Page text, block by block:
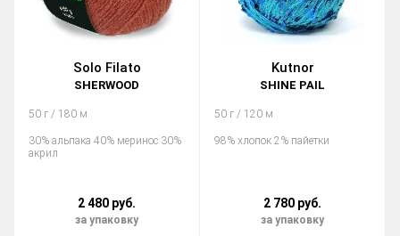
Solo Filato
SHERWOOD
50 г / 180 м
30% альпака 40% меринос 30%
акрил
2 480 руб.
за упаковку
Kutnor
SHINE PAIL
50 г / 120 м
98% хлопок 2% пайетки
2 780 руб.
за упаковку